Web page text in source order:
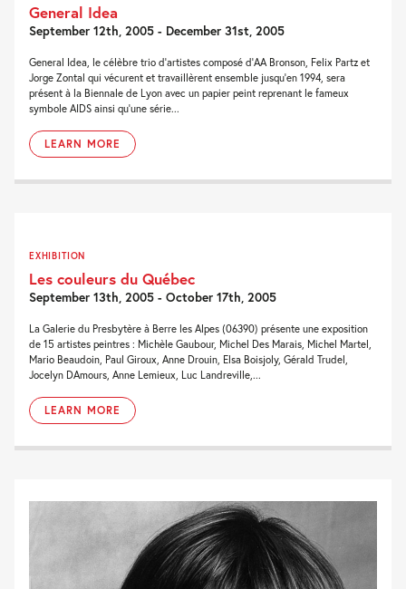
General Idea
September 12th, 2005 - December 31st, 2005
General Idea, le célèbre trio d’artistes composé d’AA Bronson, Felix Partz et
Jorge Zontal qui vécurent et travaillèrent ensemble jusqu’en 1994, sera
présent à la Biennale de Lyon avec un papier peint reprenant le fameux
symbole AIDS ainsi qu’une série...
LEARN MORE
EXHIBITION
Les couleurs du Québec
September 13th, 2005 - October 17th, 2005
La Galerie du Presbytère à Berre les Alpes (06390) présente une exposition
de 15 artistes peintres : Michèle Gaubour, Michel Des Marais, Michel Martel,
Mario Beaudoin, Paul Giroux, Anne Drouin, Elsa Boisjoly, Gérald Trudel,
Jocelyn DAmours, Anne Lemieux, Luc Landreville,...
LEARN MORE